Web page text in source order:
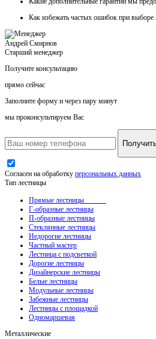
Как избежать частых ошибок при выборе
Андрей Смирнов
Старший менеджер
Получите консультацию
прямо сейчас
Заполните форму и через пару минут
мы проконсультируем Вас
Согласен на обработку персональных данных
Тип лестницы
Прямые лестницы
Г-образные лестницы
П-образные лестницы
Стеклянные лестницы
Недорогие лестницы
Частный мастер
Лестница с подсветкой
Дорогие лестницы
Дизайнерские лестницы
Белые лестницы
Модульные лестницы
Забежные лестницы
Лестницы с площадкой
Одномаршевая
Металлические